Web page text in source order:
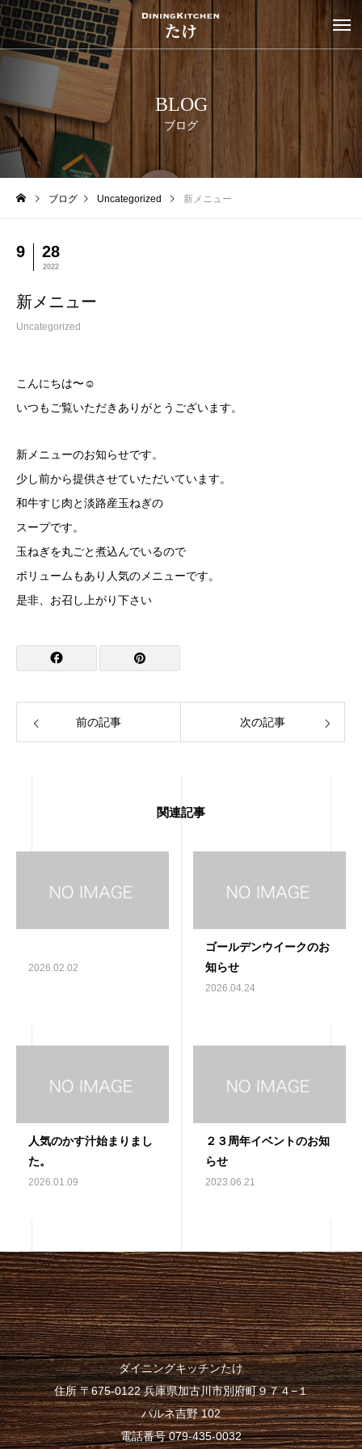
BLOG
ブログ
ブログ Uncategorized 新メニュー
9 28
2022
新メニュー
Uncategorized
こんにちは〜☺
いつもご覧いただきありがとうございます。
新メニューのお知らせです。
少し前から提供させていただいています。
和牛すじ肉と淡路産玉ねぎの
スープです。
玉ねぎを丸ごと煮込んでいるので
ボリュームもあり人気のメニューです。
是非、お召し上がり下さい
前の記事 次の記事
関連記事
2026.02.02
ゴールデンウイークのお
知らせ
2026.04.24
人気のかす汁始まりまし
た。
2026.01.09
２３周年イベントのお知
らせ
2023.06.21
ダイニングキッチンたけ
住所 〒675-0122 兵庫県加古川市別府町９７４−１
パルネ吉野 102
電話番号 079-435-0032